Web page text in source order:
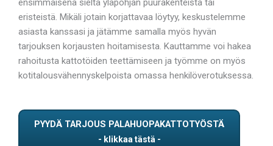
ensimmäisenä sieltä yläpohjan puurakenteista tai
eristeistä. Mikäli jotain korjattavaa löytyy, keskustelemme
asiasta kanssasi ja jätämme samalla myös hyvän
tarjouksen korjausten hoitamisesta. Kauttamme voi hakea
rahoitusta kattotöiden teettämiseen ja työmme on myös
kotitalousvähennyskelpoista omassa henkilöverotuksessa.
PYYDÄ TARJOUS PALAHUOPAKATTOTYÖSTÄ